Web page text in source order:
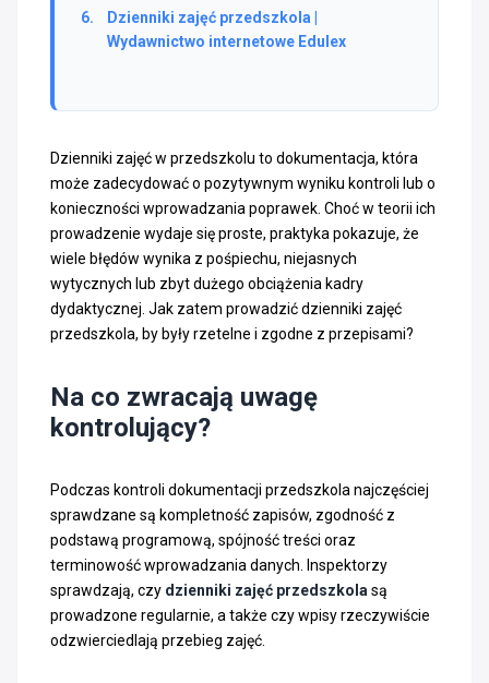
Dzienniki zajęć przedszkola |
Wydawnictwo internetowe Edulex
Dzienniki zajęć w przedszkolu to dokumentacja, która
może zadecydować o pozytywnym wyniku kontroli lub o
konieczności wprowadzania poprawek. Choć w teorii ich
prowadzenie wydaje się proste, praktyka pokazuje, że
wiele błędów wynika z pośpiechu, niejasnych
wytycznych lub zbyt dużego obciążenia kadry
dydaktycznej. Jak zatem prowadzić dzienniki zajęć
przedszkola, by były rzetelne i zgodne z przepisami?
Na co zwracają uwagę
kontrolujący?
Podczas kontroli dokumentacji przedszkola najczęściej
sprawdzane są kompletność zapisów, zgodność z
podstawą programową, spójność treści oraz
terminowość wprowadzania danych. Inspektorzy
sprawdzają, czy dzienniki zajęć przedszkola są
prowadzone regularnie, a także czy wpisy rzeczywiście
odzwierciedlają przebieg zajęć.